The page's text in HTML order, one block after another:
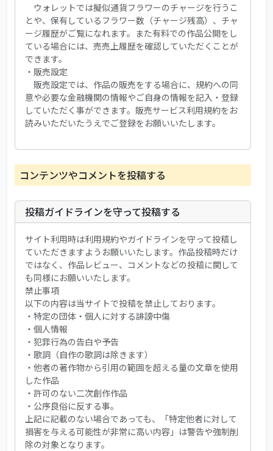
ウォレットでは擬似通貨フラワーのチャージを行うこ
とや、保有しているフラワー数（チャージ残高）、チャ
ージ履歴がご覧になれます。また有料での作品公開をし
ている場合には、売売上履歴を確認していただくことが
できます。
・販売設定
販売設定では、作品の販売をする場合に、規約への同
意や必要な金融機関の情報やご自身の情報を記入・登録
していただく事ができます。販売サービス利用規約をお
読みいただいたうえでご登録をお願いいたします。
コンテンツやコメントを投稿する
投稿ガイドラインを守って投稿する
サイト利用時は利用規約やガイドラインを守って投稿し
ていただきますようお願いいたします。作品投稿時だけ
ではなく、作品レビュー、コメントなどの投稿に関して
も同様にお願いいたします。
禁止事項
以下の内容は当サイトで投稿を禁止しております。
・特定の団体・個人に対する誹謗中傷
・個人情報
・犯罪行為の告白や予告
・歌詞（自作の歌詞は除きます）
・他者の著作物から引用の範囲を超える量の文章を使用
した作品
・許可のない二次創作作品
・公序良俗に反する事。
上記に記載のない場合であっても、「特定他者に対して
損害を与える可能性が非常に高い内容」は警告や強制削
除の対象となります。